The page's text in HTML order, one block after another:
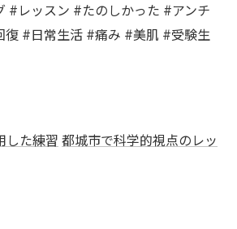
#レッスン #たのしかった #アンチ
復 #日常生活 #痛み #美肌 #受験生
した練習都城市で科学的視点のレッ